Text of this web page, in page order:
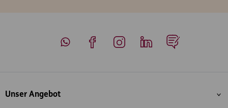
Inhaltsübersicht
Unser Angebot